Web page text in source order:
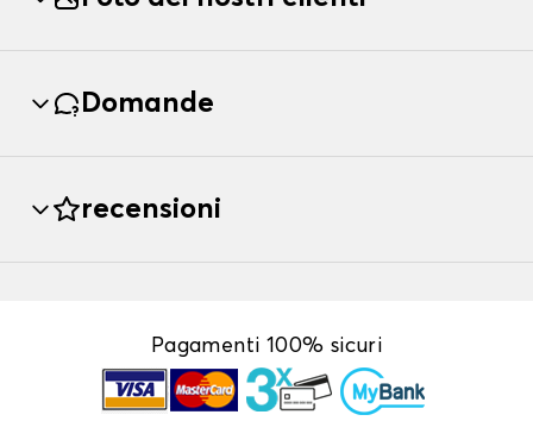
Domande
recensioni
Pagamenti 100% sicuri